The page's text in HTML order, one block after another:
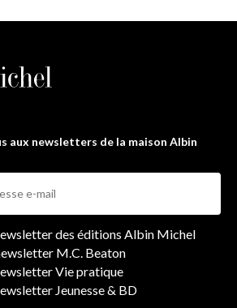
aux newsletters de la maison Albin
des éditions Albin Michel
M.C. Beaton
Vie pratique
Jeunesse & BD